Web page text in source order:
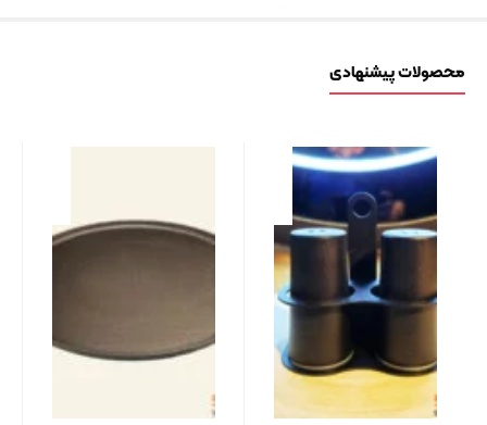
محصولات پیشنهادی